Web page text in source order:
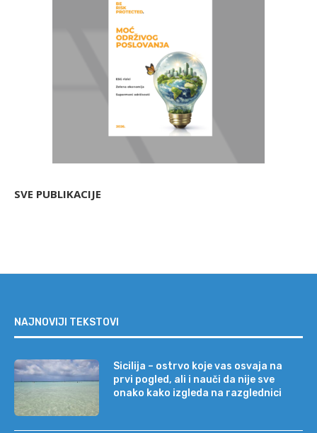
SVE PUBLIKACIJE
NAJNOVIJI TEKSTOVI
Sicilija – ostrvo koje vas osvaja na
prvi pogled, ali i nauči da nije sve
onako kako izgleda na razglednici